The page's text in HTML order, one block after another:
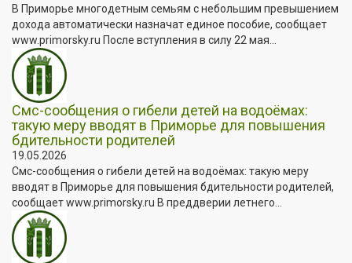
В Приморье многодетным семьям с небольшим превышением
дохода автоматически назначат единое пособие, сообщает
www.primorsky.ru После вступления в силу 22 мая...
Смс-сообщения о гибели детей на водоёмах:
такую меру вводят в Приморье для повышения
бдительности родителей
19.05.2026
Смс-сообщения о гибели детей на водоёмах: такую меру
вводят в Приморье для повышения бдительности родителей,
сообщает www.primorsky.ru В преддверии летнего...